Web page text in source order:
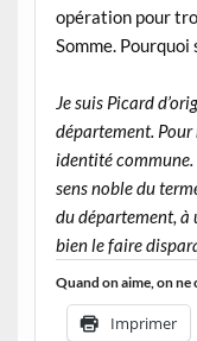
opération pour
Somme. Pourquoi
Je suis Picard
département.
identité
sens noble du
du département, à
bien le faire
Quand on aime, on ne
Imprimer